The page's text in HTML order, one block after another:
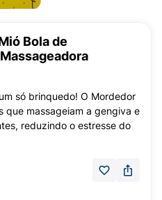
Bola de
só brinquedo! O Mordedor
que massageiam a gengiva e
reduzindo o estresse do